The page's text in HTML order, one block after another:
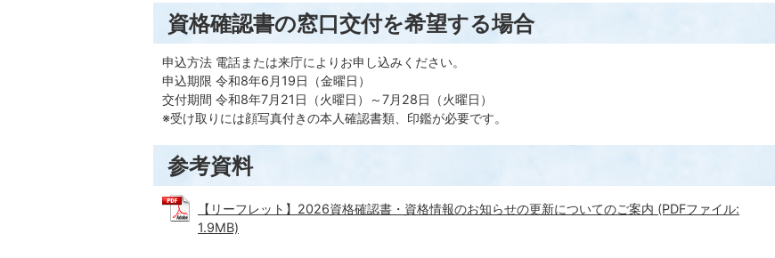
資格確認書の窓口交付を希望する場合
申込方法 電話または来庁によりお申し込みください。
申込期限 令和8年6月19日（金曜日）
交付期間 令和8年7月21日（火曜日）～7月28日（火曜日）
※受け取りには顔写真付きの本人確認書類、印鑑が必要です。
参考資料
【リーフレット】2026資格確認書・資格情報のお知らせの更新についてのご案内 (PDFファイル:
1.9MB)